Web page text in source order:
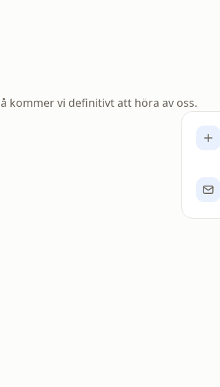
kommer vi definitivt att höra av oss.